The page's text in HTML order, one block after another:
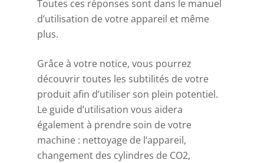
Toutes ces réponses sont dans le manuel
d’utilisation de votre appareil et même
plus.
Grâce à votre notice, vous pourrez
découvrir toutes les subtilités de votre
produit afin d’utiliser son plein potentiel.
Le guide d’utilisation vous aidera
également à prendre soin de votre
machine : nettoyage de l’appareil,
changement des cylindres de CO2,